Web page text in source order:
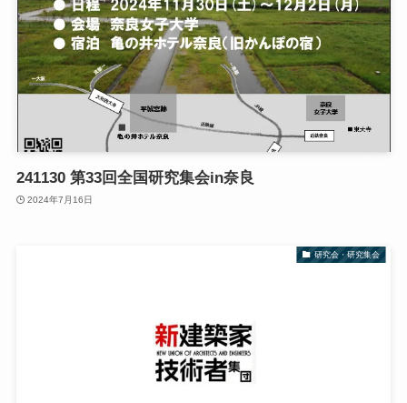
241130 第33回全国研究集会in奈良
2024年7月16日
研究会・研究集会